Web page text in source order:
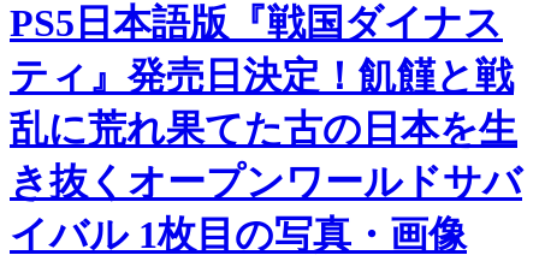
PS5日本語版『戦国ダイナス
ティ』発売日決定！飢饉と戦
乱に荒れ果てた古の日本を生
き抜くオープンワールドサバ
イバル 1枚目の写真・画像